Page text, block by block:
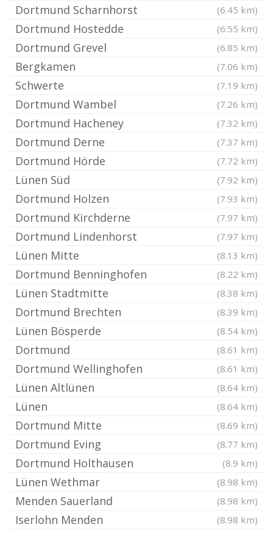
Dortmund Scharnhorst (6.45 km)
Dortmund Hostedde (6.55 km)
Dortmund Grevel (6.85 km)
Bergkamen (7.06 km)
Schwerte (7.19 km)
Dortmund Wambel (7.26 km)
Dortmund Hacheney (7.32 km)
Dortmund Derne (7.37 km)
Dortmund Hörde (7.72 km)
Lünen Süd (7.92 km)
Dortmund Holzen (7.93 km)
Dortmund Kirchderne (7.97 km)
Dortmund Lindenhorst (7.97 km)
Lünen Mitte (8.13 km)
Dortmund Benninghofen (8.22 km)
Lünen Stadtmitte (8.38 km)
Dortmund Brechten (8.39 km)
Lünen Bösperde (8.54 km)
Dortmund (8.61 km)
Dortmund Wellinghofen (8.61 km)
Lünen Altlünen (8.64 km)
Lünen (8.64 km)
Dortmund Mitte (8.69 km)
Dortmund Eving (8.77 km)
Dortmund Holthausen (8.9 km)
Lünen Wethmar (8.98 km)
Menden Sauerland (8.98 km)
Iserlohn Menden (8.98 km)